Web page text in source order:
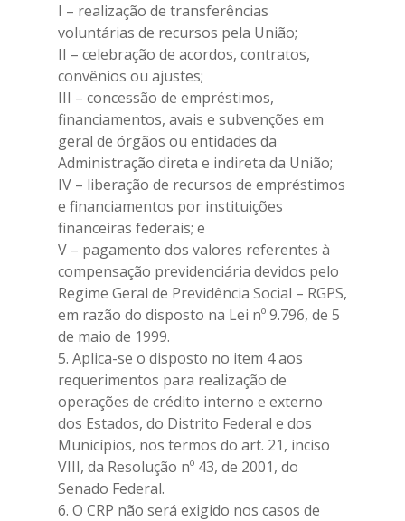
I – realização de transferências
voluntárias de recursos pela União;
II – celebração de acordos, contratos,
convênios ou ajustes;
III – concessão de empréstimos,
financiamentos, avais e subvenções em
geral de órgãos ou entidades da
Administração direta e indireta da União;
IV – liberação de recursos de empréstimos
e financiamentos por instituições
financeiras federais; e
V – pagamento dos valores referentes à
compensação previdenciária devidos pelo
Regime Geral de Previdência Social – RGPS,
em razão do disposto na Lei nº 9.796, de 5
de maio de 1999.
5. Aplica-se o disposto no item 4 aos
requerimentos para realização de
operações de crédito interno e externo
dos Estados, do Distrito Federal e dos
Municípios, nos termos do art. 21, inciso
VIII, da Resolução nº 43, de 2001, do
Senado Federal.
6. O CRP não será exigido nos casos de